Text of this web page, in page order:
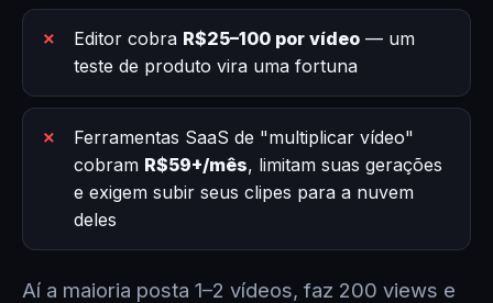
Editor cobra R$25–100 por vídeo — um
teste de produto vira uma fortuna
Ferramentas SaaS de "multiplicar vídeo"
cobram R$59+/mês, limitam suas gerações
e exigem subir seus clipes para a nuvem
deles
Aí a maioria posta 1–2 vídeos, faz 200 views e